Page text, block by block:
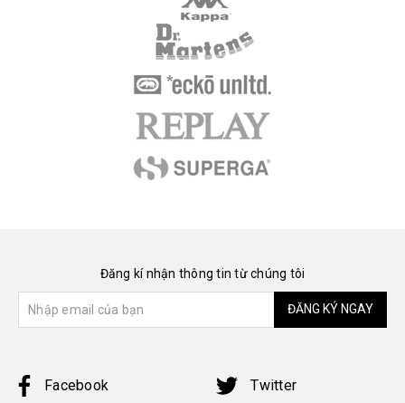
Đăng kí nhận thông tin từ chúng tôi
ĐĂNG KÝ NGAY
Facebook Twitter